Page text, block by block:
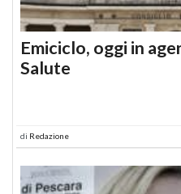
Emiciclo, oggi in
Salute
di Redazione